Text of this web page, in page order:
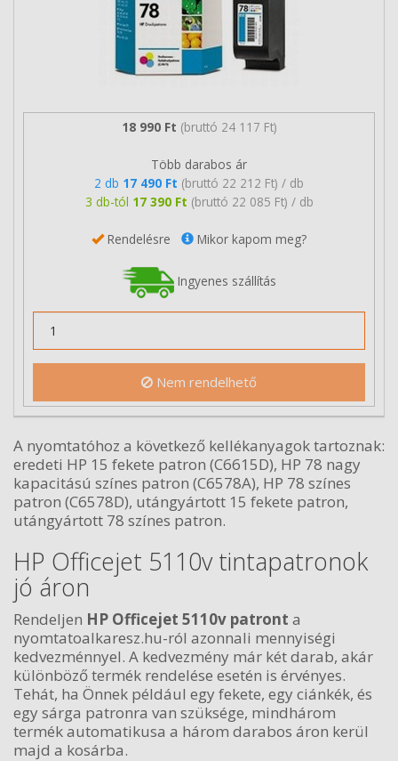
18 990 Ft (bruttó 24 117 Ft)
Több darabos ár
2 db 17 490 Ft (bruttó 22 212 Ft) / db
3 db-tól 17 390 Ft (bruttó 22 085 Ft) / db
Rendelésre Mikor kapom meg?
Ingyenes szállítás
Nem rendelhető
A nyomtatóhoz a következő kellékanyagok tartoznak:
eredeti HP 15 fekete patron (C6615D), HP 78 nagy
kapacitású színes patron (C6578A), HP 78 színes
patron (C6578D), utángyártott 15 fekete patron,
utángyártott 78 színes patron.
HP Officejet 5110v tintapatronok
jó áron
Rendeljen HP Officejet 5110v patront a
nyomtatoalkaresz.hu-ról azonnali mennyiségi
kedvezménnyel. A kedvezmény már két darab, akár
különböző termék rendelése esetén is érvényes.
Tehát, ha Önnek például egy fekete, egy ciánkék, és
egy sárga patronra van szüksége, mindhárom
termék automatikusa a három darabos áron kerül
majd a kosárba.